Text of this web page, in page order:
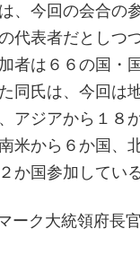
、今回の会合の
代表者だとしつ
者は６６の国・
同氏は、今回は
アジアから１８
米から６か国、
か国参加してい